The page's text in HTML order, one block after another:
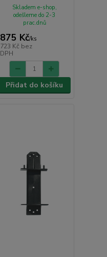
875 Kč/ks
723 Kč bez
DPH
Skladem e-shop,
odešleme do 2-3
prac.dnů
Přidat do košíku